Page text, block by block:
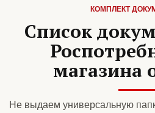
КОМПЛЕКТ
Список
магазина
Не выдаем универсальную